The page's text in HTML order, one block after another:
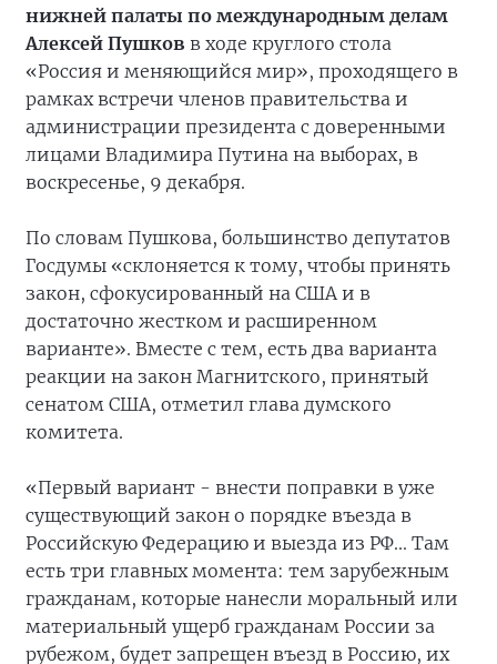
нижней палаты по международным делам
Алексей Пушков в ходе круглого стола
«Россия и меняющийся мир», проходящего в
рамках встречи членов правительства и
администрации президента с доверенными
лицами Владимира Путина на выборах, в
воскресенье, 9 декабря.
По словам Пушкова, большинство депутатов
Госдумы «склоняется к тому, чтобы принять
закон, сфокусированный на США и в
достаточно жестком и расширенном
варианте». Вместе с тем, есть два варианта
реакции на закон Магнитского, принятый
сенатом США, отметил глава думского
комитета.
«Первый вариант - внести поправки в уже
существующий закон о порядке въезда в
Российскую Федерацию и выезда из РФ... Там
есть три главных момента: тем зарубежным
гражданам, которые нанесли моральный или
материальный ущерб гражданам России за
рубежом, будет запрещен въезд в Россию, их